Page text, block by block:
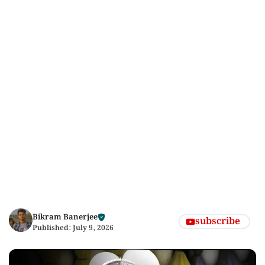
Bikram Banerjee
Published: July 9, 2026 subscribe